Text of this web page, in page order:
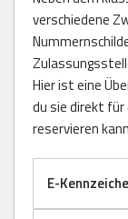
verschiedene
Hier ist eine
du sie direkt für
reservieren
E-